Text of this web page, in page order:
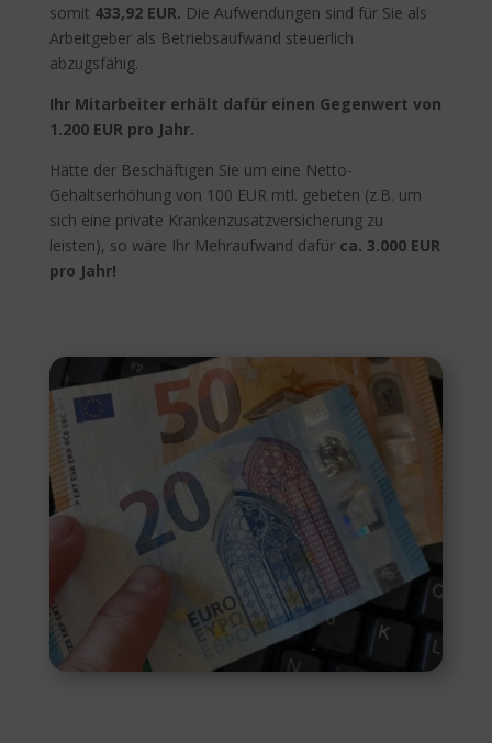
somit 433,92 EUR. Die Aufwendungen sind für Sie als
Arbeitgeber als Betriebsaufwand steuerlich
abzugsfähig.
Ihr Mitarbeiter erhält dafür einen Gegenwert von
1.200 EUR pro Jahr.
Hätte der Beschäftigen Sie um eine Netto-
Gehaltserhöhung von 100 EUR mtl. gebeten (z.B. um
sich eine private Krankenzusatzversicherung zu
leisten), so wäre Ihr Mehraufwand dafür ca. 3.000 EUR
pro Jahr!